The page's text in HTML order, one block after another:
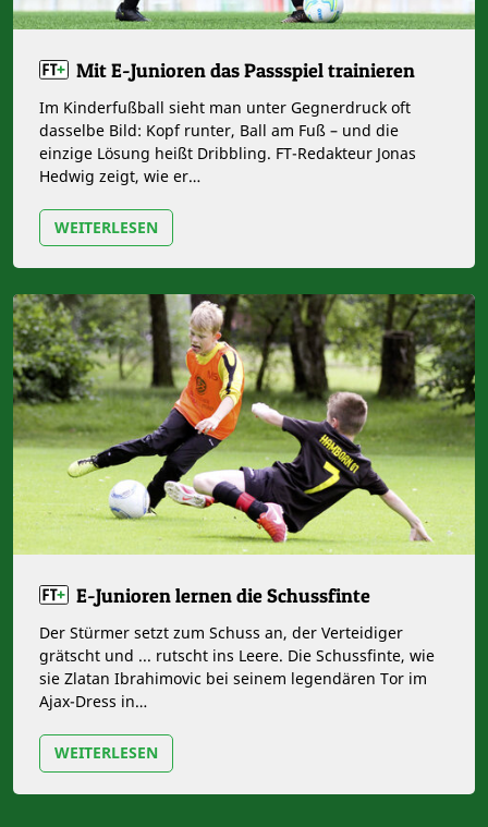
Mit E-Junioren das Passspiel trainieren
Im Kinderfußball sieht man unter Gegnerdruck oft
dasselbe Bild: Kopf runter, Ball am Fuß – und die
einzige Lösung heißt Dribbling. FT-Redakteur Jonas
Hedwig zeigt, wie er…
WEITERLESEN
E-Junioren lernen die Schussfinte
Der Stürmer setzt zum Schuss an, der Verteidiger
grätscht und ... rutscht ins Leere. Die Schussfinte, wie
sie Zlatan Ibrahimovic bei seinem legendären Tor im
Ajax-Dress in…
WEITERLESEN